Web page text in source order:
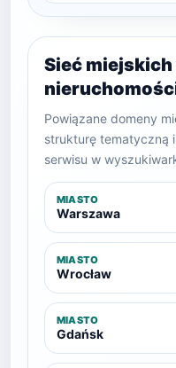
Sieć
Powiązane domeny
strukturę tematyczną
serwisu w
MIASTO
Warszawa
MIASTO
Wrocław
MIASTO
Gdańsk